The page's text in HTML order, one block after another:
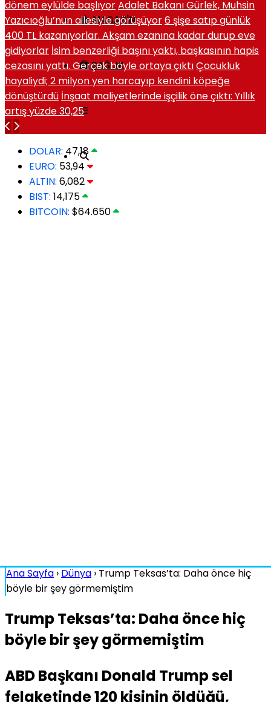
MAGAZIN
SAĞLIK
dönem eylülde başlıyorAdalet Bakanı Gürlek, Muhsin
Yazıcıoğlu’nun ailesiyle görüşüyor6 şişe satıp günlük
400 TL kazanıyorlar. Akşam ezanına kadar durup eve
gidiyorlar İsim benzerliği başını yaktı, başkasının hapis
cezasını yattı. Gerçek böyle ortaya çıktıÇocukluk
hayaliydi; 2 milyon yen harcayıp kendini köpeğe
dönüştürdü İnşaat maliyetlerinde işçilik öne çıktı: Yıllık
artış yüzde 30,25
DOLAR: 47,18
EURO: 53,94
ALTIN: 6,082
BIST: 14,175
BITCOIN: $64.650
Ana Sayfa › Dünya › Trump Teksas’ta: Daha önce hiç
böyle bir şey görmemiştim
Trump Teksas’ta: Daha önce hiç
böyle bir şey görmemiştim
ABD Başkanı Donald Trump sel
felaketinde 120 kişinin öldüğü,